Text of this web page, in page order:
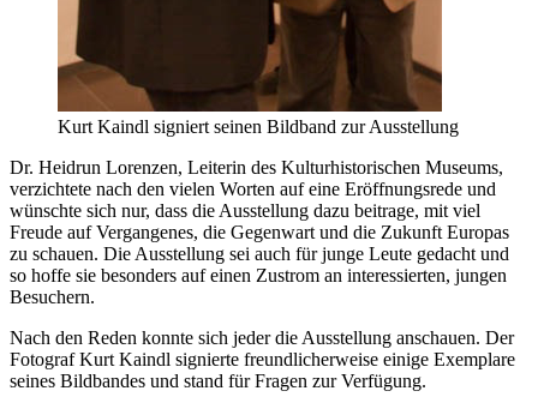
Kurt Kaindl signiert seinen Bildband zur Ausstellung
Dr. Heidrun Lorenzen, Leiterin des Kulturhistorischen Museums,
verzichtete nach den vielen Worten auf eine Eröffnungsrede und
wünschte sich nur, dass die Ausstellung dazu beitrage, mit viel
Freude auf Vergangenes, die Gegenwart und die Zukunft Europas
zu schauen. Die Ausstellung sei auch für junge Leute gedacht und
so hoffe sie besonders auf einen Zustrom an interessierten, jungen
Besuchern.
Nach den Reden konnte sich jeder die Ausstellung anschauen. Der
Fotograf Kurt Kaindl signierte freundlicherweise einige Exemplare
seines Bildbandes und stand für Fragen zur Verfügung.